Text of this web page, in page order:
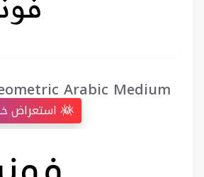
Arabic Medium